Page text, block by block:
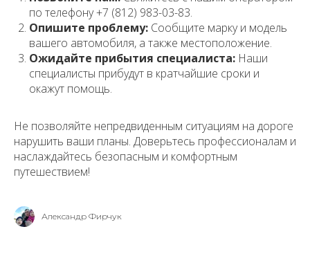
по телефону +7 (812) 983-03-83.
Опишите проблему: Сообщите марку и модель
вашего автомобиля, а также местоположение.
Ожидайте прибытия специалиста: Наши
специалисты прибудут в кратчайшие сроки и
окажут помощь.
Не позволяйте непредвиденным ситуациям на дороге
нарушить ваши планы. Доверьтесь профессионалам и
наслаждайтесь безопасным и комфортным
путешествием!
Александр Фирчук